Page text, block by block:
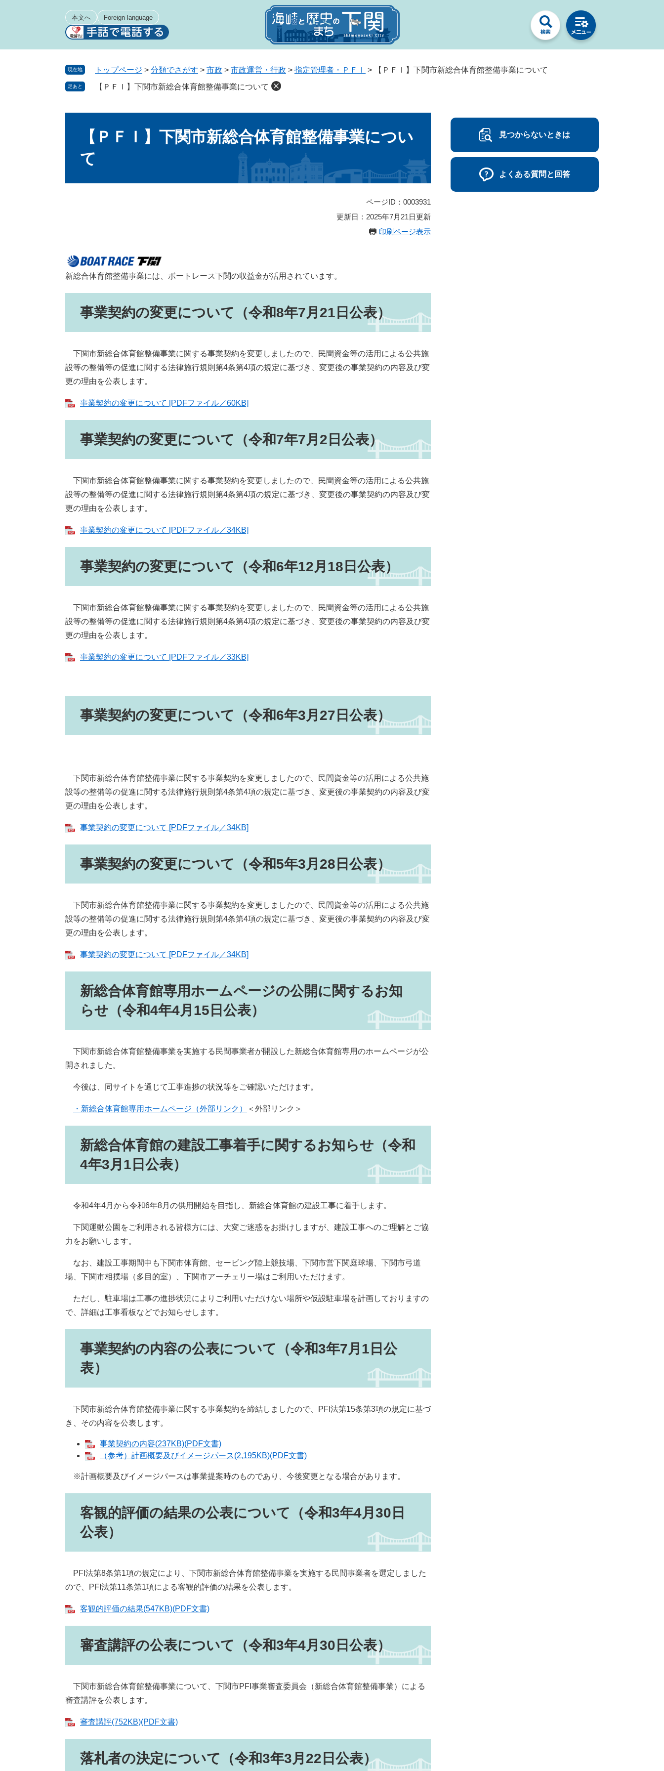
本文へ Foreign language
現在地 トップページ > 分類でさがす > 市政 > 市政運営・行政 > 指定管理者・ＰＦＩ > 【ＰＦＩ】下関市新総合体育館整備事業について
足あと 【ＰＦＩ】下関市新総合体育館整備事業について
【ＰＦＩ】下関市新総合体育館整備事業につい
て
ページID：0003931
更新日：2025年7月21日更新
印刷ページ表示
新総合体育館整備事業には、ボートレース下関の収益金が活用されています。
事業契約の変更について（令和8年7月21日公表）
下関市新総合体育館整備事業に関する事業契約を変更しましたので、民間資金等の活用による公共施
設等の整備等の促進に関する法律施行規則第4条第4項の規定に基づき、変更後の事業契約の内容及び変
更の理由を公表します。
事業契約の変更について [PDFファイル／60KB]
事業契約の変更について（令和7年7月2日公表）
下関市新総合体育館整備事業に関する事業契約を変更しましたので、民間資金等の活用による公共施
設等の整備等の促進に関する法律施行規則第4条第4項の規定に基づき、変更後の事業契約の内容及び変
更の理由を公表します。
事業契約の変更について [PDFファイル／34KB]
事業契約の変更について（令和6年12月18日公表）
下関市新総合体育館整備事業に関する事業契約を変更しましたので、民間資金等の活用による公共施
設等の整備等の促進に関する法律施行規則第4条第4項の規定に基づき、変更後の事業契約の内容及び変
更の理由を公表します。
事業契約の変更について [PDFファイル／33KB]
事業契約の変更について（令和6年3月27日公表）
下関市新総合体育館整備事業に関する事業契約を変更しましたので、民間資金等の活用による公共施
設等の整備等の促進に関する法律施行規則第4条第4項の規定に基づき、変更後の事業契約の内容及び変
更の理由を公表します。
事業契約の変更について [PDFファイル／34KB]
事業契約の変更について（令和5年3月28日公表）
下関市新総合体育館整備事業に関する事業契約を変更しましたので、民間資金等の活用による公共施
設等の整備等の促進に関する法律施行規則第4条第4項の規定に基づき、変更後の事業契約の内容及び変
更の理由を公表します。
事業契約の変更について [PDFファイル／34KB]
新総合体育館専用ホームページの公開に関するお知
らせ（令和4年4月15日公表）
下関市新総合体育館整備事業を実施する民間事業者が開設した新総合体育館専用のホームページが公
開されました。
今後は、同サイトを通じて工事進捗の状況等をご確認いただけます。
・新総合体育館専用ホームページ（外部リンク） ＜外部リンク＞
新総合体育館の建設工事着手に関するお知らせ（令和
4年3月1日公表）
令和4年4月から令和6年8月の供用開始を目指し、新総合体育館の建設工事に着手します。
下関運動公園をご利用される皆様方には、大変ご迷惑をお掛けしますが、建設工事へのご理解とご協
力をお願いします。
なお、建設工事期間中も下関市体育館、セービング陸上競技場、下関市営下関庭球場、下関市弓道
場、下関市相撲場（多目的室）、下関市アーチェリー場はご利用いただけます。
ただし、駐車場は工事の進捗状況によりご利用いただけない場所や仮設駐車場を計画しておりますの
で、詳細は工事看板などでお知らせします。
事業契約の内容の公表について（令和3年7月1日公
表）
下関市新総合体育館整備事業に関する事業契約を締結しましたので、PFI法第15条第3項の規定に基づ
き、その内容を公表します。
事業契約の内容(237KB)(PDF文書)
（参考）計画概要及びイメージパース(2,195KB)(PDF文書)
※計画概要及びイメージパースは事業提案時のものであり、今後変更となる場合があります。
客観的評価の結果の公表について（令和3年4月30日
公表）
PFI法第8条第1項の規定により、下関市新総合体育館整備事業を実施する民間事業者を選定しました
ので、PFI法第11条第1項による客観的評価の結果を公表します。
客観的評価の結果(547KB)(PDF文書)
審査講評の公表について（令和3年4月30日公表）
下関市新総合体育館整備事業について、下関市PFI事業審査委員会（新総合体育館整備事業）による
審査講評を公表します。
審査講評(752KB)(PDF文書)
落札者の決定について（令和3年3月22日公表）
見つからないときは
よくある質問と回答